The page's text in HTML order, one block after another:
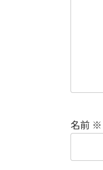
名前 ※